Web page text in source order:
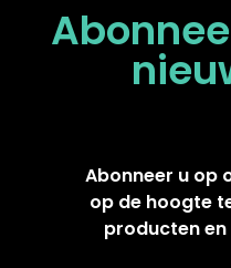
Abonneer u op
op de hoogte
producten